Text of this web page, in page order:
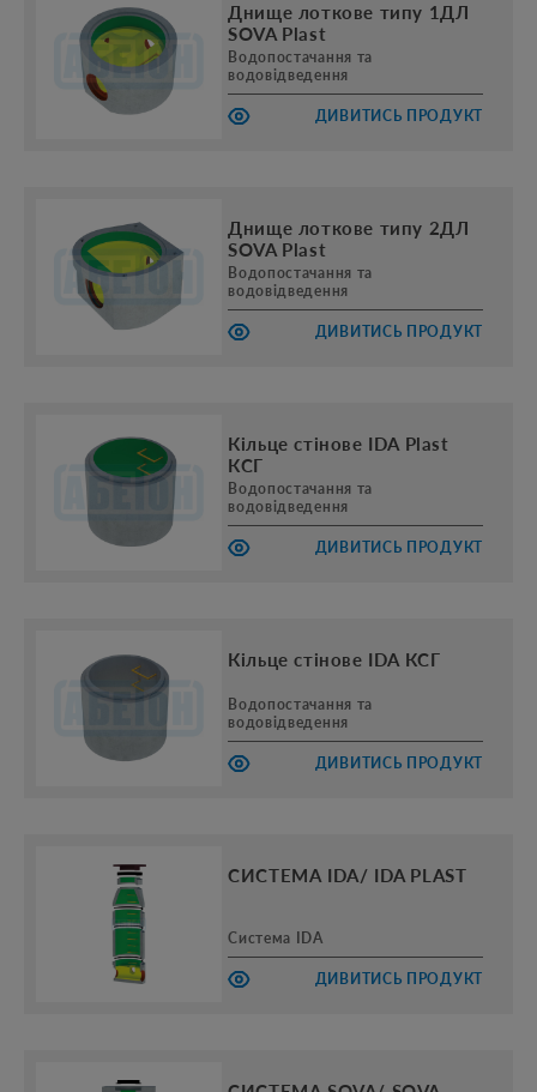
Днище лоткове типу 1ДЛ
SOVA Plast
Водопостачання та
водовідведення
ДИВИТИСЬ ПРОДУКТ
Днище лоткове типу 2ДЛ
SOVA Plast
Водопостачання та
водовідведення
ДИВИТИСЬ ПРОДУКТ
Кільце стінове IDA Plast
КСГ
Водопостачання та
водовідведення
ДИВИТИСЬ ПРОДУКТ
Кільце стінове IDA КСГ
Водопостачання та
водовідведення
ДИВИТИСЬ ПРОДУКТ
СИСТЕМА IDA/ IDA PLAST
Система IDA
ДИВИТИСЬ ПРОДУКТ